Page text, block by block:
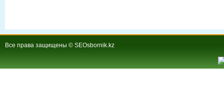
Все права защищены © SEOsbornik.kz